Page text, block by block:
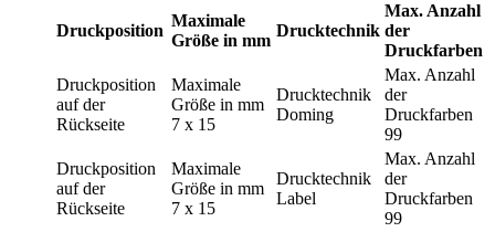
Druckposition
Maximale
Größe in mm
Drucktechnik
Max. Anzahl
der
Druckfarben
Druckposition
auf der
Rückseite
Maximale
Größe in mm
7 x 15
Drucktechnik
Doming
Max. Anzahl
der
Druckfarben
99
Druckposition
auf der
Rückseite
Maximale
Größe in mm
7 x 15
Drucktechnik
Label
Max. Anzahl
der
Druckfarben
99